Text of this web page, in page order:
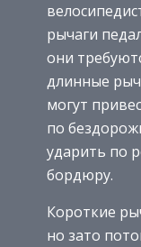
рычаги
они
длинные
могут
по
ударить по
бордюру.
Короткие
но зато